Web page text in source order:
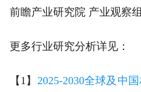
前瞻产业研究院 产业观察组
更多行业研究分析详见：
【1】 2025-2030全球及中